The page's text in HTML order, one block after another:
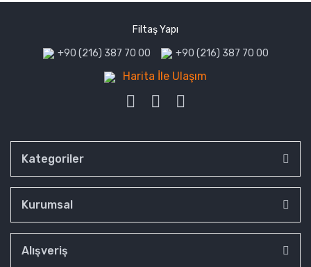
Filtaş Yapı
+90 (216) 387 70 00 +90 (216) 387 70 00
Harita İle Ulaşım
Kategoriler
Kurumsal
Alışveriş